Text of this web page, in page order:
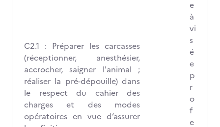
C2.1 : Préparer les carcasses
(réceptionner, anesthésier,
accrocher, saigner l'animal ;
réaliser la pré-dépouille) dans
le respect du cahier des
charges et des modes
opératoires en vue d’assurer
e
à
vi
s
é
e
p
r
o
f
e